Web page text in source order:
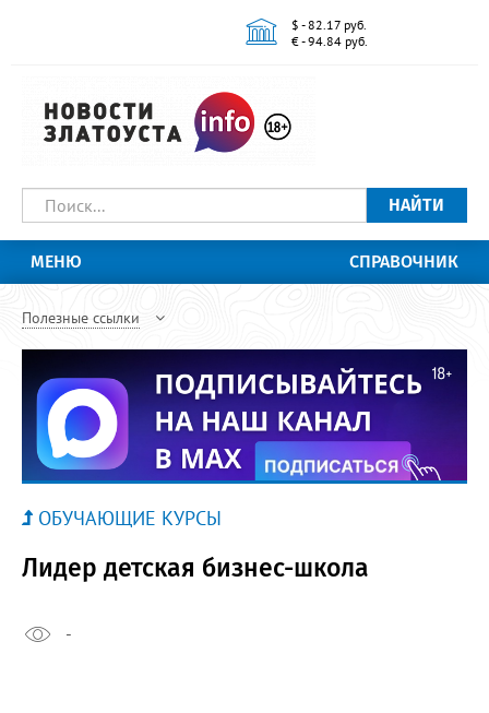
$ - 82.17 руб.
€ - 94.84 руб.
НАЙТИ
МЕНЮ СПРАВОЧНИК
Полезные ссылки
ОБУЧАЮЩИЕ КУРСЫ
Лидер детская бизнес-школа
-